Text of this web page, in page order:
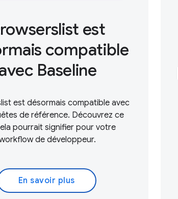
est
compatible
Baseline
est désormais compatible avec
de référence. Découvrez ce
pourrait signifier pour votre
de développeur.
En savoir plus